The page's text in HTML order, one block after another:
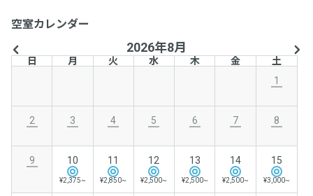
空室カレンダー
2026年8月
日 月 火 水 木 金
土
1
2 3 4 5 6 7 8
9 10
¥2,375~
11
¥2,850~
12
¥2,500~
13
¥2,500~
14
¥2,500~
15
¥3,000~